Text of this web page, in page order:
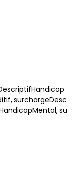
surchargeDesc
su